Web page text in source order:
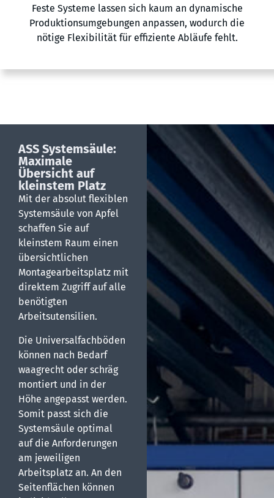
Feste Systeme lassen sich kaum an dynamische
Produktionsumgebungen anpassen, wodurch die
nötige Flexibilität für effiziente Abläufe fehlt.
ASS Systemsäule:
Maximale
Übersicht auf
kleinstem Platz
Mit der absolut flexiblen
Systemsäule von Apfel
schaffen Sie auf
kleinstem Raum einen
übersichtlichen
Montagearbeitsplatz mit
direktem Zugriff auf alle
benötigten
Arbeitsutensilien.
Die Universalfachböden
können nach Bedarf
waagrecht oder schräg
montiert und in der
Höhe angepasst werden.
Somit passt sich die
Systemsäule optimal
auf die Anforderungen
am jeweiligen
Arbeitsplatz an. An den
Seitenflächen können